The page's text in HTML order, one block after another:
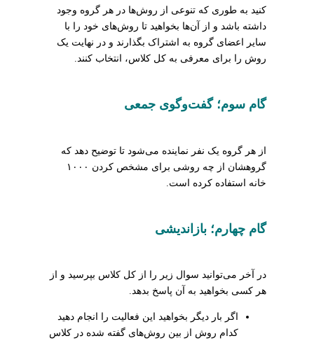
کنید به طوری که تنوعی از روش‌ها در هر گروه وجود
داشته باشد و از آن‌ها بخواهید تا روش‌های خود را با
سایر اعضای گروه به اشتراک بگذارند و در نهایت یک
روش را برای معرفی به کل کلاس، انتخاب کنند.
گام سوم؛ گفت‌وگوی جمعی
از هر گروه یک نفر نماینده می‌شود تا توضیح دهد که
گروهشان از چه روشی برای مشخص کردن ۱۰۰۰
خانه استفاده کرده است.
گام چهارم؛ بازاندیشی
در آخر می‌توانید سوال‌ زیر را از کل کلاس بپرسید و از
هر کسی بخواهید به آن پاسخ بدهد.
اگر بار دیگر بخواهید این فعالیت را انجام دهید
کدام روش از بین روش‌های گفته شده در کلاس